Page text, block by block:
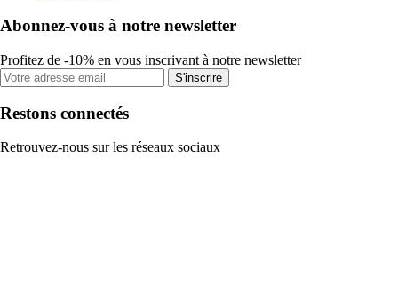
Abonnez-vous à notre newsletter
Profitez de -10% en vous inscrivant à notre newsletter
S'inscrire
Restons connectés
Retrouvez-nous sur les réseaux sociaux